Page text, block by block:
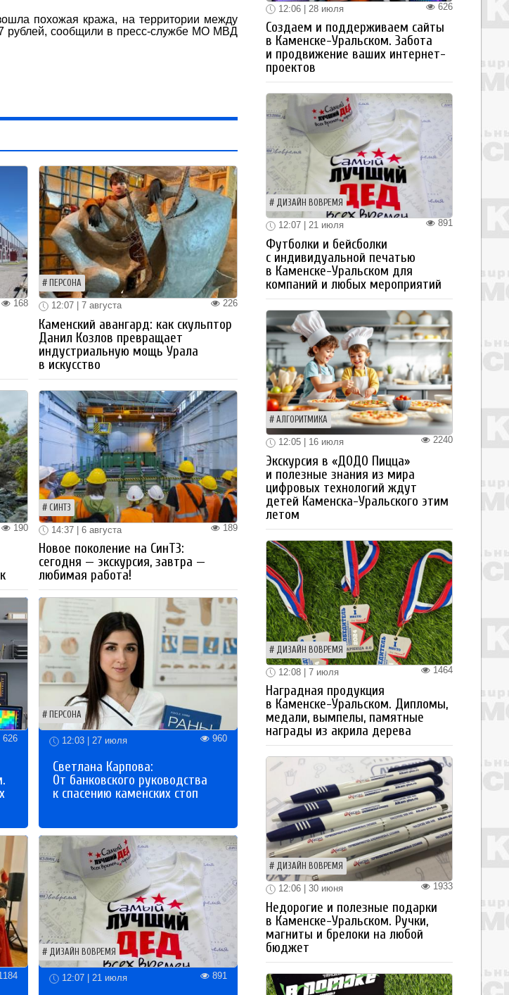
похожая кража, на территории между
рублей, сообщили в пресс-службе МО МВД
168
ПЕРСОНА
226
12:07 | 7 августа
Каменский авангард: как скульптор
Данил Козлов превращает
индустриальную мощь Урала
в искусство
190
СИНТЗ
189
14:37 | 6 августа
Новое поколение на СинТЗ:
сегодня — экскурсия, завтра —
любимая работа!
626
ПЕРСОНА
12:03 | 27 июля 960
Светлана Карпова:
От банковского руководства
к спасению каменских стоп
ДИЗАЙН ВОВРЕМЯ
12:07 | 21 июля 891
626
12:06 | 28 июля
Создаем и поддерживаем сайты
в Каменске-Уральском. Забота
и продвижение ваших интернет-
проектов
ДИЗАЙН ВОВРЕМЯ
891
12:07 | 21 июля
Футболки и бейсболки
с индивидуальной печатью
в Каменске-Уральском для
компаний и любых мероприятий
АЛГОРИТМИКА
2240
12:05 | 16 июля
Экскурсия в «ДОДО Пицца»
и полезные знания из мира
цифровых технологий ждут
детей Каменска-Уральского этим
летом
ДИЗАЙН ВОВРЕМЯ
1464
12:08 | 7 июля
Наградная продукция
в Каменске-Уральском. Дипломы,
медали, вымпелы, памятные
награды из акрила дерева
ДИЗАЙН ВОВРЕМЯ
1933
12:06 | 30 июня
Недорогие и полезные подарки
в Каменске-Уральском. Ручки,
магниты и брелоки на любой
бюджет